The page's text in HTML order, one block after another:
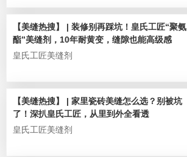
【美缝热搜】 | 装修别再踩坑！皇氏工匠“聚氨
酯”美缝剂，10年耐黄变，缝隙也能高级感
皇氏工匠美缝剂
【美缝热搜】 | 家里瓷砖美缝怎么选？别被坑
了！深扒皇氏工匠，从里到外全看透
皇氏工匠美缝剂